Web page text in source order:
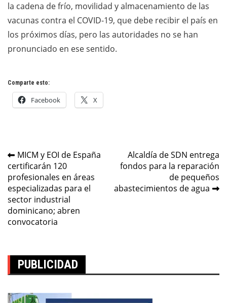
la cadena de frío, movilidad y almacenamiento de las
vacunas contra el COVID-19, que debe recibir el país en
los próximos días, pero las autoridades no se han
pronunciado en ese sentido.
Comparte esto:
Facebook X
Navegación
de
entradas
MICM y EOI de España
certificarán 120
profesionales en áreas
especializadas para el
sector industrial
dominicano; abren
convocatoria
Alcaldía de SDN entrega
fondos para la reparación
de pequeños
abastecimientos de agua
PUBLICIDAD